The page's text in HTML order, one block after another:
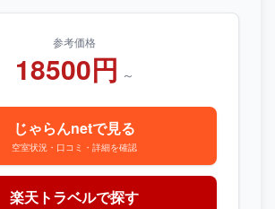
参考価格
18500円 ～
じゃらんnetで見る
空室状況・口コミ・詳細を確認
楽天トラベルで探す